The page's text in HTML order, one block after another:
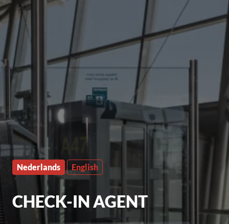
Nederlands English
CHECK-IN AGENT